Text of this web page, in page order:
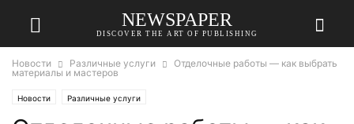
NEWSPAPER
DISCOVER THE ART OF PUBLISHING
Новости Различные услуги
Отделочные работы — как выбрать
материалы и мастеров
Новости Различные услуги